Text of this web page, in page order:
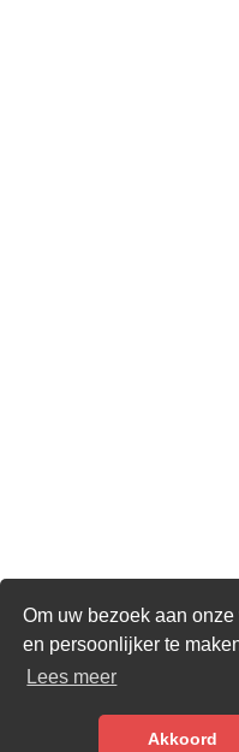
Om uw bezoek aan
en persoonlijker te
Lees meer
Akkoord